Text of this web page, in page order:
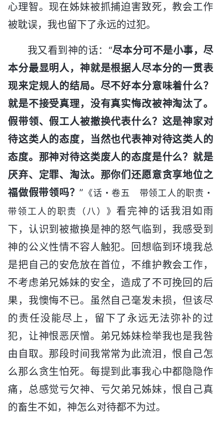
心理智。现在姊妹被抓捕迫害致死，教会工作
被耽误，我也留下了永远的过犯。
我又看到神的话：“尽本分可不是小事，尽
本分最显明人，神就是根据人尽本分的一贯表
现来定规人的结局。尽不好本分意味着什么？
就是不接受真理，没有真实悔改被神淘汰了。
假带领、假工人被撤换代表什么？这是神家对
待这类人的态度，当然也代表神对待这类人的
态度。那神对待这类废人的态度是什么？就是
厌弃、定罪、淘汰。那你们还愿意贪享地位之
福做假带领吗？” 《话・卷五 带领工人的职责・
带领工人的职责（八）》 看完神的话我泪如雨
下，认识到被撤换是神的怒气临到，我感受到
神的公义性情不容人触犯。回想临到环境我总
是把自己的安危放在首位，不维护教会工作，
不考虑弟兄姊妹的安全，造成了不可挽回的后
果，我懊悔不已。虽然自己毫发未损，但该尽
的责任没能尽上，留下了永远无法弥补的过
犯，让神恨恶厌憎。弟兄姊妹检举我也是我咎
由自取。那段时间我常常为此流泪，恨自己怎
么那么贪生怕死。每提到此事我心中都隐隐作
痛，总感觉亏欠神、亏欠弟兄姊妹，恨自己真
的畜生不如，神怎么对待都不为过。